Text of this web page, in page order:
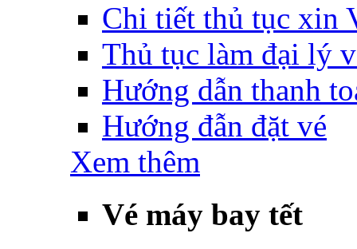
Chi tiết thủ tục xin
Thủ tục làm đại lý
Hướng dẫn thanh
Hướng đẫn đặt vé
Xem thêm
Vé máy bay tết